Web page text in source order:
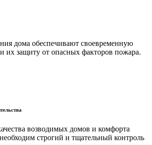
дома обеспечивают своевременную
их защиту от опасных факторов пожара.
возводимых домов и комфорта
строгий и тщательный контроль